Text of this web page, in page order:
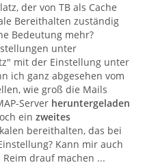
der von TB als Cache
Bereithalten zuständig
Bedeutung mehr?
unter
mit der Einstellung unter
ich ganz abgesehen vom
wie groß die Mails
Server heruntergeladen
ein zweites
bereithalten, das bei
Kann mir auch
drauf machen ...